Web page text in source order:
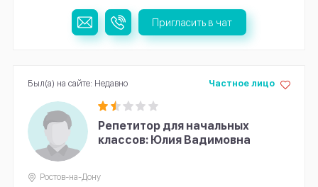
Пригласить в чат
Репетитор для начальных
классов: Юлия Вадимовна
Частное лицо
Ростов-на-Дону
Был(а) на сайте: Недавно